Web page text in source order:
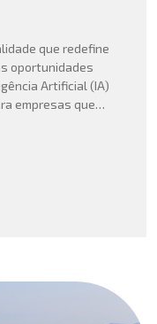
que redefine
oportunidades
Artificial (IA)
empresas que
que automatizar
interpretar dados